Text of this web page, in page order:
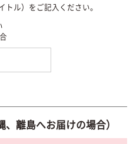
ル）をご記入ください。
離島へお届けの場合）